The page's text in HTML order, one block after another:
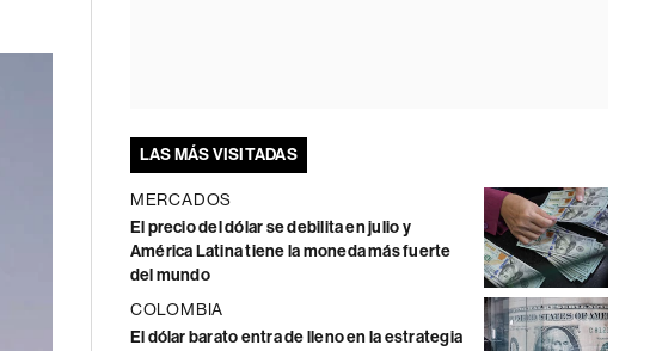
LAS MÁS VISITADAS
MERCADOS
El precio del dólar se debilita en julio y
América Latina tiene la moneda más fuerte
del mundo
COLOMBIA
El dólar barato entra de lleno en la estrategia